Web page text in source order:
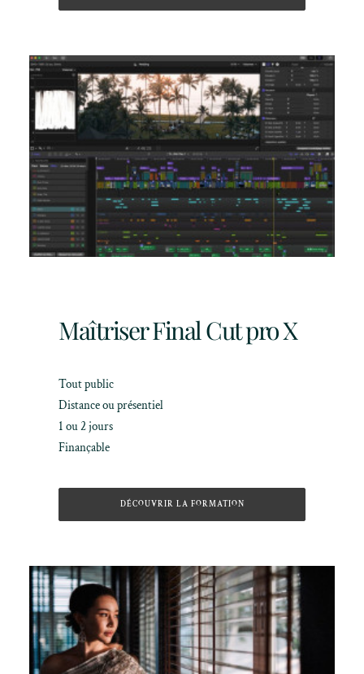
Maîtriser Final Cut pro X
Tout public
Distance ou présentiel
1 ou 2 jours
Finançable
DÉCOUVRIR LA FORMATION